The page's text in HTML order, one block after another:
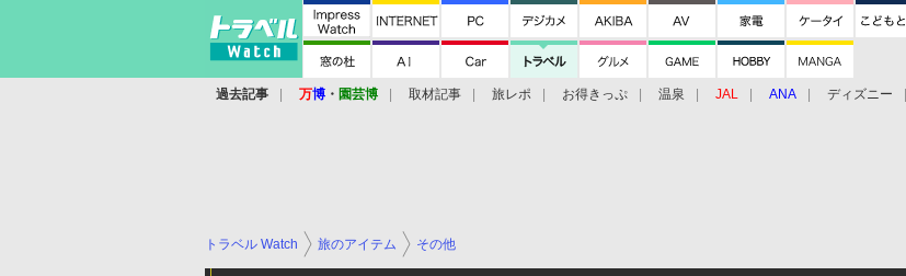
過去記事 万博 ・ 園芸博 取材記事 旅レポ お得きっぷ 温泉 JAL ANA ディズニー
トラベル Watch 旅のアイテム その他